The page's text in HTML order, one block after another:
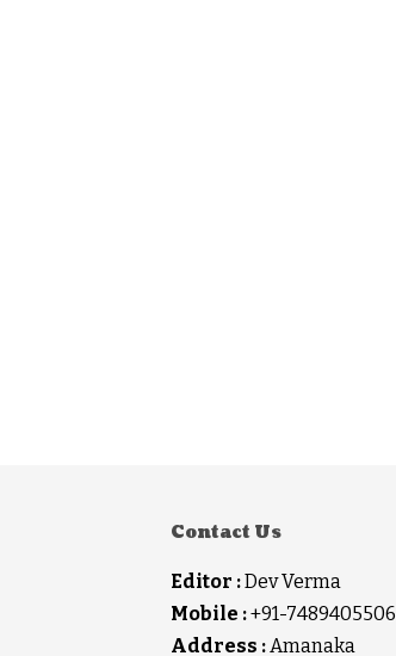
Contact Us
Editor :Dev Verma
Mobile :+91-7489405506
Address :Amanaka